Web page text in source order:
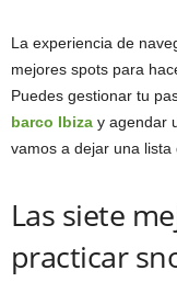
La experiencia de
mejores spots para
Puedes gestionar tu
barco Ibiza y agendar
vamos a dejar una lista
Las siete
practicar